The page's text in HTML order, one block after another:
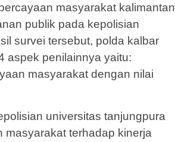
masyarakat kalimantan
publik pada kepolisian
survei tersebut, polda kalbar
aspek penilainnya yaitu:
masyarakat dengan nilai
universitas tanjungpura
terhadap kinerja